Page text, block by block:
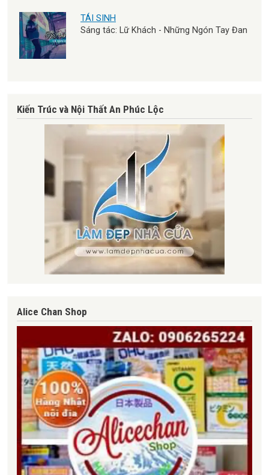
TÁI SINH
Sáng tác: Lữ Khách - Những Ngón Tay Đan
Kiến Trúc và Nội Thất An Phúc Lộc
Alice Chan Shop